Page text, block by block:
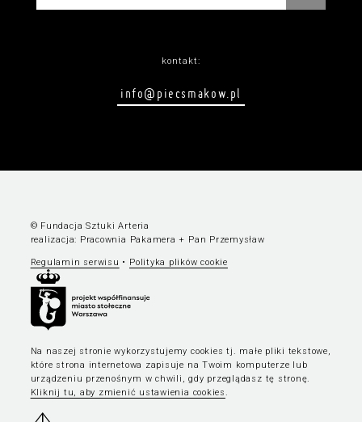
kontakt:
info@piecsmakow.pl
© Fundacja Sztuki Arteria
realizacja: Pracownia Pakamera + Pan Przemysław
Regulamin serwisu • Polityka plików cookie
Na naszej stronie wykorzystujemy cookies tj. małe pliki tekstowe,
które strona internetowa zapisuje na Twoim komputerze lub
urządzeniu przenośnym w chwili, gdy przeglądasz tę stronę.
Kliknij tu, aby zmienić ustawienia cookies.